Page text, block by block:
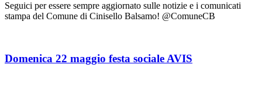
Seguici per essere sempre aggiornato sulle notizie e i comunicati
stampa del Comune di Cinisello Balsamo! @ComuneCB
Domenica 22 maggio festa sociale AVIS